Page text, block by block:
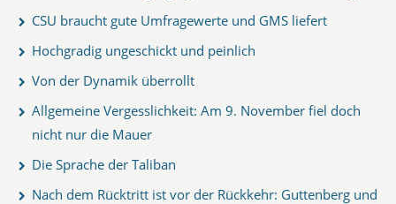
CSU braucht gute Umfragewerte und GMS liefert
Hochgradig ungeschickt und peinlich
Von der Dynamik überrollt
Allgemeine Vergesslichkeit: Am 9. November fiel doch
nicht nur die Mauer
Die Sprache der Taliban
Nach dem Rücktritt ist vor der Rückkehr: Guttenberg und